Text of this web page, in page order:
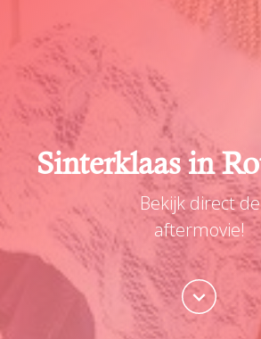
Sinterklaas in
Bekijk direct de
aftermovie!